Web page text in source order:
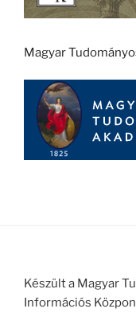
Magyar
Készült a Magyar
Információs